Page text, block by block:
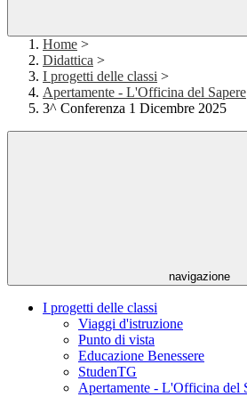
Home >
Didattica >
I progetti delle classi >
Apertamente - L'Officina del Sapere
3^ Conferenza 1 Dicembre 2025
navigazione
I progetti delle classi
Viaggi d'istruzione
Punto di vista
Educazione Benessere
StudenTG
Apertamente - L'Officina del